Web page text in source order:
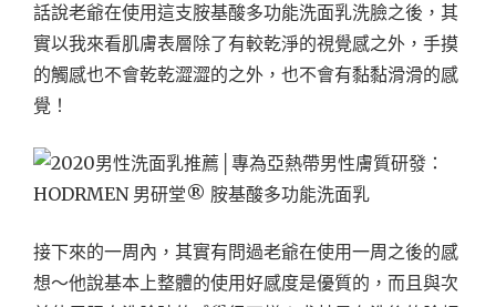
話說老爺在使用這支胺基酸多功能洗面乳洗臉之後，其
實以我來看肌膚表層除了有較乾淨的視覺感之外，手摸
的觸感也不會乾乾澀澀的之外，也不會有黏黏滑滑的感
覺！
接下來的一周內，其實有問過老爺在使用一周之後的感
想～他說基本上整體的使用好感度是優質的，而且與次